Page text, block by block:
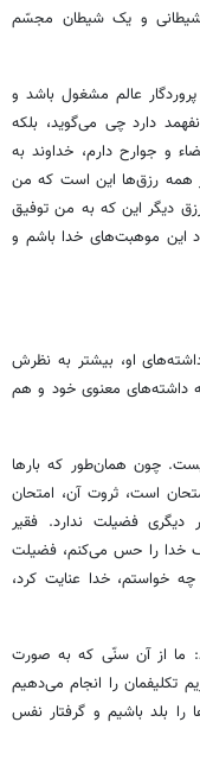
شیطانی و یک شیطان مجسّم
عالم مشغول باشد و
دارد چی می‌گوید، بلکه
و جوارح دارم، خداوند به
همه رزق‌ها این است که من
دیگر این که به من توفیق
این موهبت‌های خدا باشم و
او، بیشتر به نظرش
داشته‌های معنوی خود و هم
چون همان‌طور که بارها
است، ثروت آن، امتحان
فضیلت ندارد. فقیر
خدا را حس می‌کنم، فضیلت
خواستم، خدا عنایت کرد،
ما از آن سنّی که به صورت
تکلیفمان را انجام می‌دهیم
را بلد باشیم و گرفتار نفس